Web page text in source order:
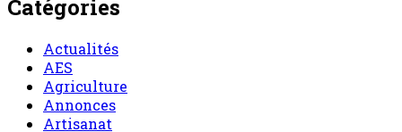
Catégories
Actualités
AES
Agriculture
Annonces
Artisanat